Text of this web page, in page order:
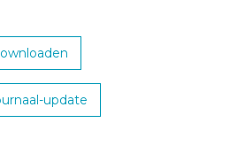
update